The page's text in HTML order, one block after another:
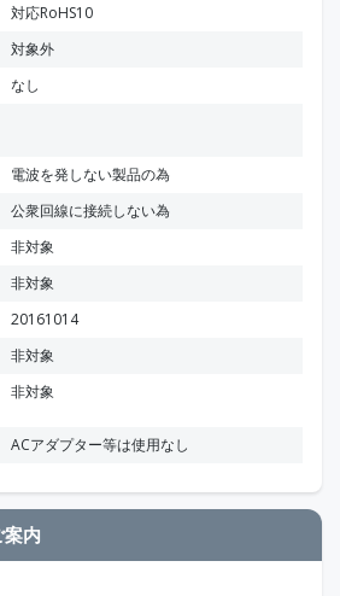
対応RoHS10
対象外
なし
電波を発しない製品の為
公衆回線に接続しない為
非対象
非対象
20161014
非対象
非対象
ACアダプター等は使用なし
内